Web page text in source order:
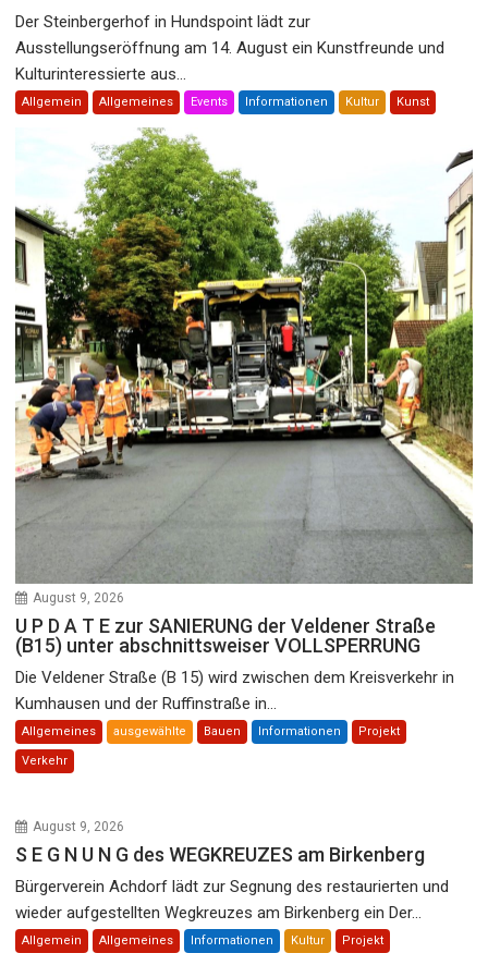
Der Steinbergerhof in Hundspoint lädt zur
Ausstellungseröffnung am 14. August ein Kunstfreunde und
Kulturinteressierte aus...
Allgemein Allgemeines Events Informationen Kultur Kunst
August 9, 2026
U P D A T E zur SANIERUNG der Veldener Straße
(B15) unter abschnittsweiser VOLLSPERRUNG
Die Veldener Straße (B 15) wird zwischen dem Kreisverkehr in
Kumhausen und der Ruffinstraße in...
Allgemeines ausgewählte Bauen Informationen Projekt
Verkehr
August 9, 2026
S E G N U N G des WEGKREUZES am Birkenberg
Bürgerverein Achdorf lädt zur Segnung des restaurierten und
wieder aufgestellten Wegkreuzes am Birkenberg ein Der...
Allgemein Allgemeines Informationen Kultur Projekt